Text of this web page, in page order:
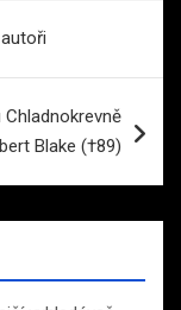
Blake (†89)